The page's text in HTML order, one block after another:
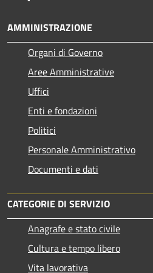
AMMINISTRAZIONE
Organi di Governo
Aree Amministrative
Uffici
Enti e fondazioni
Politici
Personale Amministrativo
Documenti e dati
CATEGORIE DI SERVIZIO
Anagrafe e stato civile
Cultura e tempo libero
Vita lavorativa